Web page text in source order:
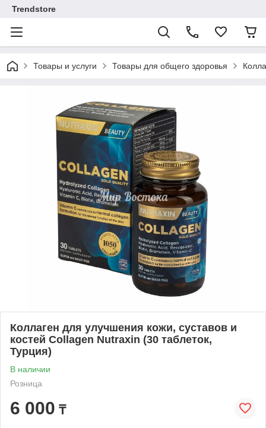
Trendstore
Товары и услуги Товары для общего здоровья
Коллаген для улучшения кожи, суставов и
костей Collagen Nutraxin (30 таблеток,
Турция)
В наличии
Розница
6 000 ₸